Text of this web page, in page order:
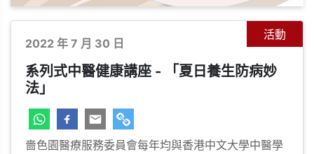
活動
2022 年 7 月 30 日
系列式中醫健康講座 - 「夏日養生防病妙
法」
嗇色園醫療服務委員會每年均與香港中文大學中醫學